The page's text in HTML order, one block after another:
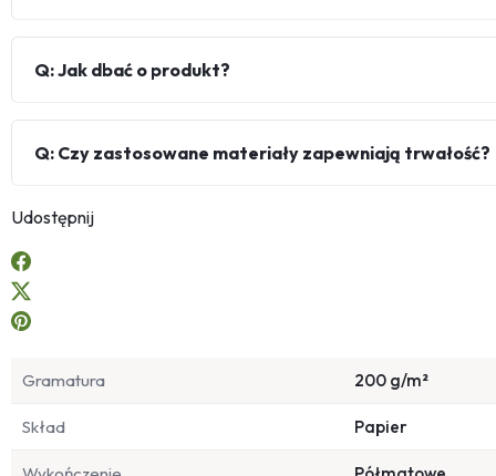
Q: Jak dbać o produkt?
Q: Czy zastosowane materiały zapewniają trwałość?
Udostępnij
Gramatura 200 g/m²
Skład Papier